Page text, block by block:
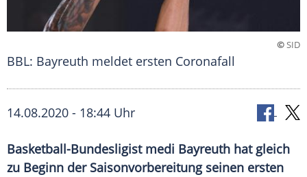
©SID
BBL: Bayreuth meldet ersten Coronafall
14.08.2020 - 18:44 Uhr
Basketball-Bundesligist medi Bayreuth hat gleich
zu Beginn der Saisonvorbereitung seinen ersten